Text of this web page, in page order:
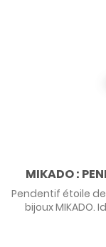
MIKADO :
Pendentif étoile
bijoux MIKADO.
personnalisable